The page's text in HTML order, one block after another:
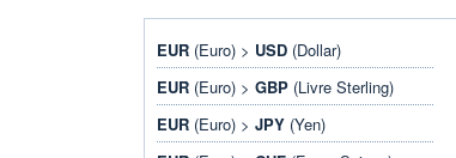
EUR (Euro) > USD (Dollar)
EUR (Euro) > GBP (Livre Sterling)
EUR (Euro) > JPY (Yen)